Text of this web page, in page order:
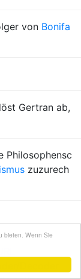
bieten. Wenn Sie
von Bonifa
Gertran ab,
Philosophensc
zuzurech
Decoder